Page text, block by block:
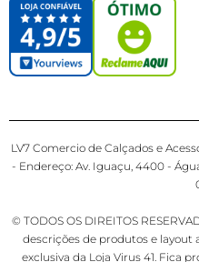
LV7 Comercio de Calçados e
- Endereço: Av. Iguaçu, 4400 -
© TODOS OS DIREITOS
descrições de produtos e layout
exclusiva da Loja Virus 41. Fica